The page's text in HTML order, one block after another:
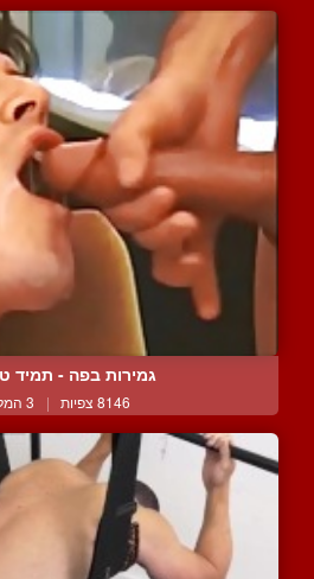
גמירות בפה - תמיד
8146 צפיות | 3 המלצות